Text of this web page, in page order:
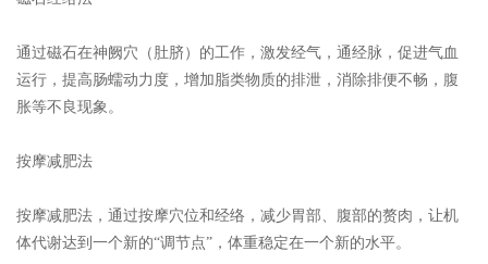
通过磁石在神阙穴（肚脐）的工作，激发经气，通经脉，促进气血
运行，提高肠蠕动力度，增加脂类物质的排泄，消除排便不畅，腹
胀等不良现象。
按摩减肥法
按摩减肥法，通过按摩穴位和经络，减少胃部、腹部的赘肉，让机
体代谢达到一个新的“调节点”，体重稳定在一个新的水平。